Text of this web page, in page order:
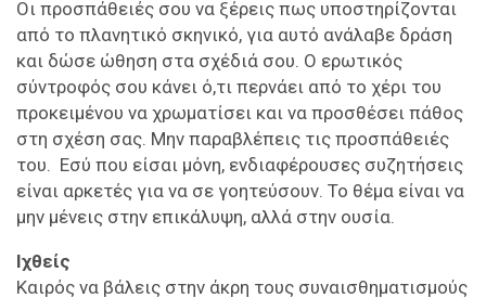
Οι προσπάθειές σου να ξέρεις πως υποστηρίζονται
από το πλανητικό σκηνικό, για αυτό ανάλαβε δράση
και δώσε ώθηση στα σχέδιά σου. Ο ερωτικός
σύντροφός σου κάνει ό,τι περνάει από το χέρι του
προκειμένου να χρωματίσει και να προσθέσει πάθος
στη σχέση σας. Μην παραβλέπεις τις προσπάθειές
του. Εσύ που είσαι μόνη, ενδιαφέρουσες συζητήσεις
είναι αρκετές για να σε γοητεύσουν. Το θέμα είναι να
μην μένεις στην επικάλυψη, αλλά στην ουσία.
Ιχθείς
Καιρός να βάλεις στην άκρη τους συναισθηματισμούς